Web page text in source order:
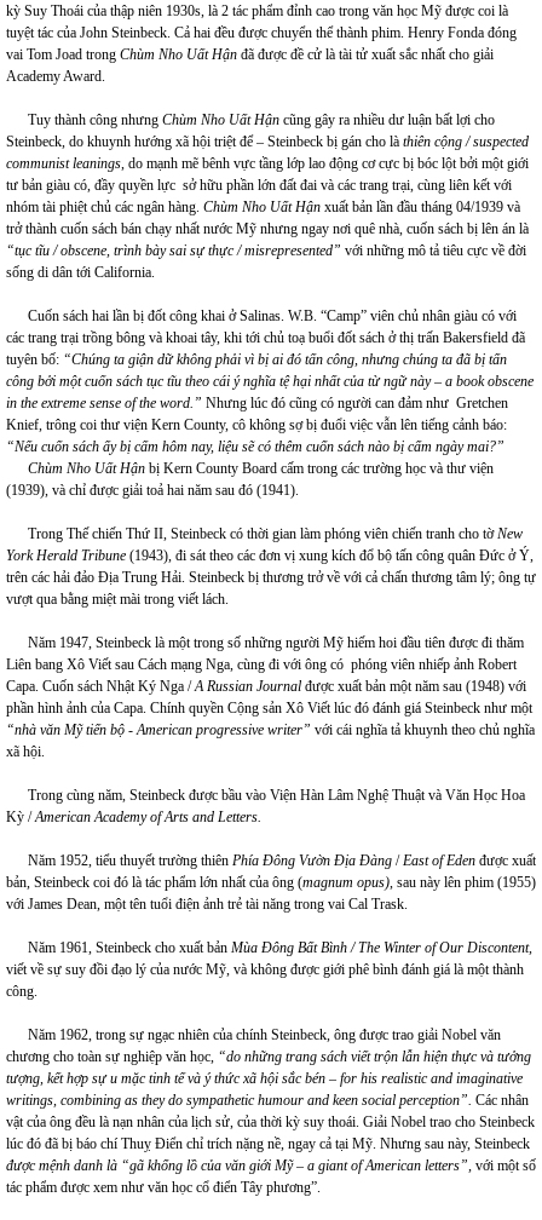
kỳ Suy Thoái của thập niên 1930s, là 2 tác phẩm đỉnh cao trong văn học Mỹ được coi là
tuyệt tác của John Steinbeck. Cả hai đều được chuyển thể thành phim. Henry Fonda đóng
vai Tom Joad trong Chùm Nho Uất Hận đã được đề cử là tài tử xuất sắc nhất cho giải
Academy Award.
Tuy thành công nhưng Chùm Nho Uất Hận cũng gây ra nhiều dư luận bất lợi cho
Steinbeck, do khuynh hướng xã hội triệt để – Steinbeck bị gán cho là thiên cộng / suspected
communist leanings, do mạnh mẽ bênh vực tầng lớp lao động cơ cực bị bóc lột bởi một giới
tư bản giàu có, đầy quyền lực sở hữu phần lớn đất đai và các trang trại, cùng liên kết với
nhóm tài phiệt chủ các ngân hàng. Chùm Nho Uất Hận xuất bản lần đầu tháng 04/1939 và
trở thành cuốn sách bán chạy nhất nước Mỹ nhưng ngay nơi quê nhà, cuốn sách bị lên án là
“tục tĩu / obscene, trình bày sai sự thực / misrepresented” với những mô tả tiêu cực về đời
sống di dân tới California.
Cuốn sách hai lần bị đốt công khai ở Salinas. W.B. “Camp” viên chủ nhân giàu có với
các trang trại trồng bông và khoai tây, khi tới chủ toạ buổi đốt sách ở thị trấn Bakersfield đã
tuyên bố: “Chúng ta giận dữ không phải vì bị ai đó tấn công, nhưng chúng ta đã bị tấn
công bởi một cuốn sách tục tĩu theo cái ý nghĩa tệ hại nhất của từ ngữ này – a book obscene
in the extreme sense of the word.” Nhưng lúc đó cũng có người can đảm như Gretchen
Knief, trông coi thư viện Kern County, cô không sợ bị đuổi việc vẫn lên tiếng cảnh báo:
“Nếu cuốn sách ấy bị cấm hôm nay, liệu sẽ có thêm cuốn sách nào bị cấm ngày mai?”
Chùm Nho Uất Hận bị Kern County Board cấm trong các trường học và thư viện
(1939), và chỉ được giải toả hai năm sau đó (1941).
Trong Thế chiến Thứ II, Steinbeck có thời gian làm phóng viên chiến tranh cho tờNew
York Herald Tribune (1943), đi sát theo các đơn vị xung kích đổ bộ tấn công quân Đức ở Ý,
trên các hải đảo Địa Trung Hải. Steinbeck bị thương trở về với cả chấn thương tâm lý; ông tự
vượt qua bằng miệt mài trong viết lách.
Năm 1947, Steinbeck là một trong số những người Mỹ hiếm hoi đầu tiên được đi thăm
Liên bang Xô Viết sau Cách mạng Nga, cùng đi với ông có phóng viên nhiếp ảnh Robert
Capa. Cuốn sách Nhật Ký Nga /A Russian Journal được xuất bản một năm sau (1948) với
phần hình ảnh của Capa. Chính quyền Cộng sản Xô Viết lúc đó đánh giá Steinbeck như một
“nhà văn Mỹ tiến bộ - American progressive writer” với cái nghĩa tả khuynh theo chủ nghĩa
xã hội.
Trong cùng năm, Steinbeck được bầu vào Viện Hàn Lâm Nghệ Thuật và Văn Học Hoa
Kỳ /American Academy of Arts and Letters.
Năm 1952, tiểu thuyết trường thiên Phía Đông Vườn Địa Đàng /East of Eden được xuất
bản, Steinbeck coi đó là tác phẩm lớn nhất của ông (magnum opus), sau này lên phim (1955)
với James Dean, một tên tuổi điện ảnh trẻ tài năng trong vai Cal Trask.
Năm 1961, Steinbeck cho xuất bản Mùa Đông Bất Bình / The Winter of Our Discontent,
viết về sự suy đồi đạo lý của nước Mỹ, và không được giới phê bình đánh giá là một thành
công.
Năm 1962, trong sự ngạc nhiên của chính Steinbeck, ông được trao giải Nobel văn
chương cho toàn sự nghiệp văn học, “do những trang sách viết trộn lẫn hiện thực và tưởng
tượng, kết hợp sự u mặc tinh tế và ý thức xã hội sắc bén – for his realistic and imaginative
writings, combining as they do sympathetic humour and keen social perception”. Các nhân
vật của ông đều là nạn nhân của lịch sử, của thời kỳ suy thoái. Giải Nobel trao cho Steinbeck
lúc đó đã bị báo chí Thuỵ Điển chỉ trích nặng nề, ngay cả tại Mỹ. Nhưng sau này, Steinbeck
được mệnh danh là “gã khổng lồ của văn giới Mỹ – a giant of American letters”, với một số
tác phẩm được xem như văn học cổ điển Tây phương”.